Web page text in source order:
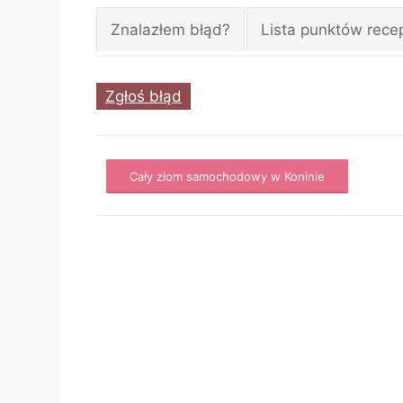
Znalazłem błąd? Lista punktów
Zgłoś błąd
Cały złom samochodowy w Koninie